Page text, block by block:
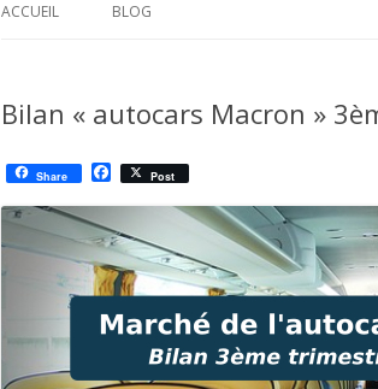
ACCUEIL BLOG
Bilan « autocars Macron »
Share
a
c
e
b
o
o
Post